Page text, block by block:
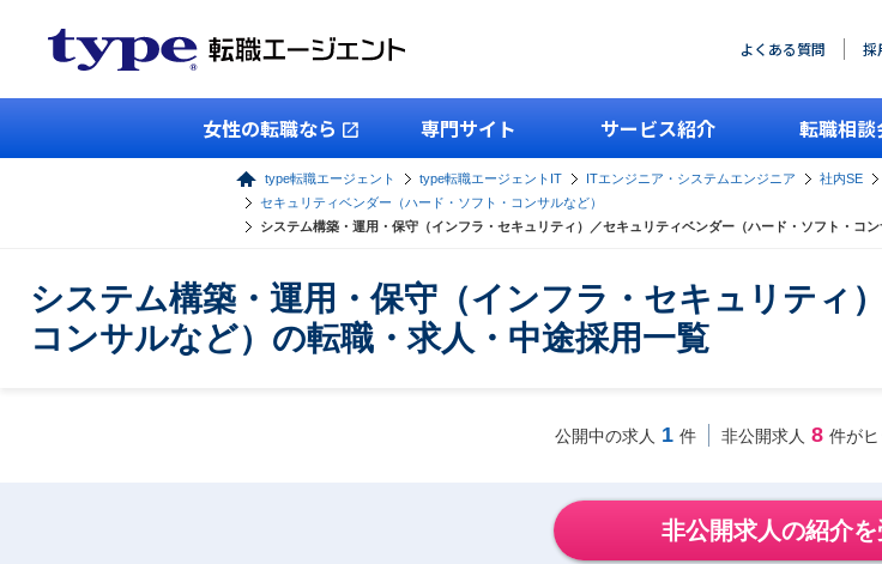
よくある質問 採
女性の転職なら 専門サイト サービス紹介 転職相談
type転職エージェント type転職エージェントIT ITエンジニア・システムエンジニア 社内SE
セキュリティベンダー（ハード・ソフト・コンサルなど）
システム構築・運用・保守（インフラ・セキュリティ）／セキュリティベンダー（ハード・ソフト・コ
システム構築・運用・保守（インフラ・セキュリティ
コンサルなど）の転職・求人・中途採用一覧
公開中の求人 1 件 非公開求人 8 件がヒ
非公開求人の紹介を